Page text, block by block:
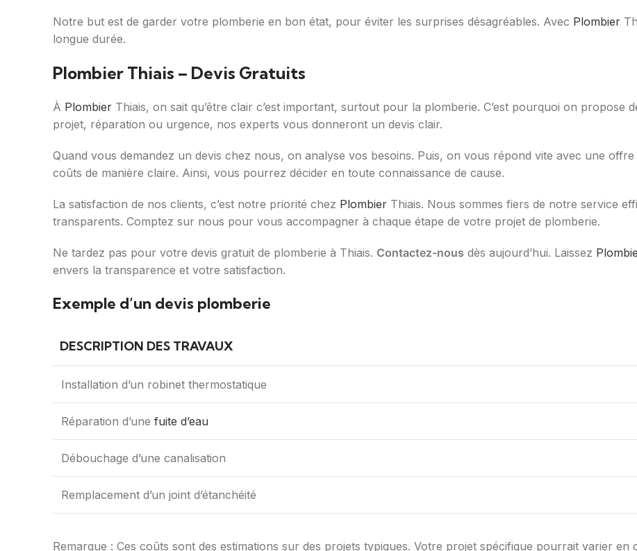
Notre but est de garder votre plomberie en bon état, pour éviter les surprises désagréables. Avec Plombier
longue durée.
Plombier Thiais – Devis Gratuits
À Plombier Thiais, on sait qu’être clair c’est important, surtout pour la plomberie. C’est pourquoi on propose
projet, réparation ou urgence, nos experts vous donneront un devis clair.
Quand vous demandez un devis chez nous, on analyse vos besoins. Puis, on vous répond vite avec une
coûts de manière claire. Ainsi, vous pourrez décider en toute connaissance de cause.
La satisfaction de nos clients, c’est notre priorité chez Plombier Thiais. Nous sommes fiers de notre service
transparents. Comptez sur nous pour vous accompagner à chaque étape de votre projet de plomberie.
Ne tardez pas pour votre devis gratuit de plomberie à Thiais. Contactez-nous dès aujourd’hui. Laissez
envers la transparence et votre satisfaction.
Exemple d’un devis plomberie
DESCRIPTION DES TRAVAUX
Installation d’un robinet thermostatique
Réparation d’une fuite d’eau
Débouchage d’une canalisation
Remplacement d’un joint d’étanchéité
Remarque : Ces coûts sont des estimations sur des projets typiques. Votre projet spécifique pourrait varier en